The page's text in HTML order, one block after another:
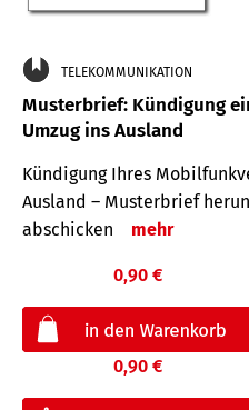
TELEKOMMUNIKATION
Musterbrief: Kündigung
Umzug ins Ausland
Kündigung Ihres
Ausland – Musterbrief
abschicken
mehr
0,90 €
0,90 €